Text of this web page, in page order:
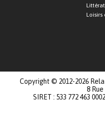
Loisirs
Copyright © 2012-2026
8
SIRET : 533 772 463